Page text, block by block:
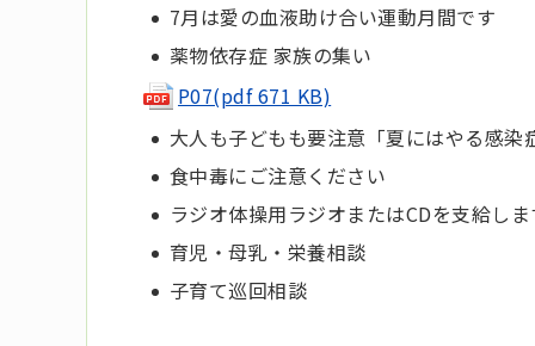
7月は愛の血液助け合い運動月間です
薬物依存症 家族の集い
P07(pdf 671 KB)
大人も子どもも要注意「夏にはやる感染
食中毒にご注意ください
ラジオ体操用ラジオまたはCDを支給し
育児・母乳・栄養相談
子育て巡回相談